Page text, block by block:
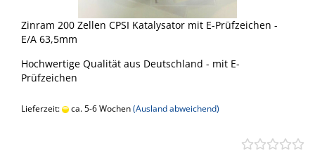
Zinram 200 Zellen CPSI Katalysator mit E-Prüfzeichen -
E/A 63,5mm
Hochwertige Qualität aus Deutschland - mit E-
Prüfzeichen
Lieferzeit: ca. 5-6 Wochen(Ausland abweichend)